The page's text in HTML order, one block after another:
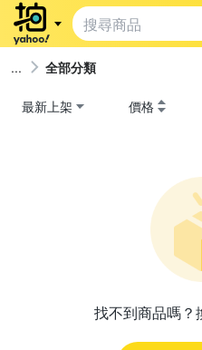
全部分類
最新上架 價格
找不到商品嗎？